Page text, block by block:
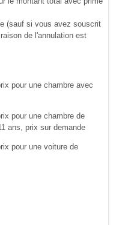
(sauf si vous avez souscrit
raison de l'annulation est
pour une chambre avec
pour une chambre de
ans, prix sur demande
pour une voiture de